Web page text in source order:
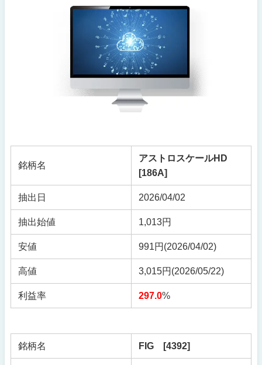
銘柄名
アストロスケールHD
[186A]
抽出日 2026/04/02
抽出始値 1,013円
安値 991円(2026/04/02)
高値 3,015円(2026/05/22)
利益率 297.0%
銘柄名 FIG [4392]